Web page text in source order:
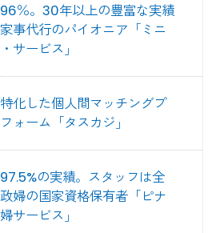
％。30年以上の豊富な実績
事代行のパイオニア「ミニ
サービス」
化した個人間マッチングプ
ォーム「タスカジ」
の実績。スタッフは全
婦の国家資格保有者「ピナ
サービス」